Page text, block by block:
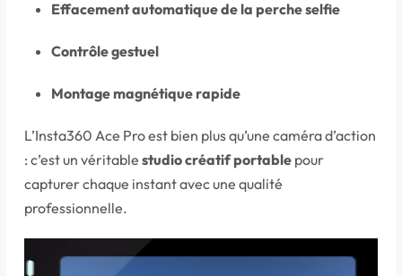
Effacement automatique de la perche selfie
Contrôle gestuel
Montage magnétique rapide
L’Insta360 Ace Pro est bien plus qu’une caméra d’action
: c’est un véritable studio créatif portable pour
capturer chaque instant avec une qualité
professionnelle.